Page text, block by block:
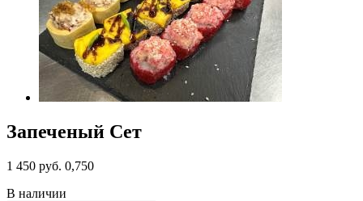
Запеченый Сет
1 450 руб. 0,750
В наличии